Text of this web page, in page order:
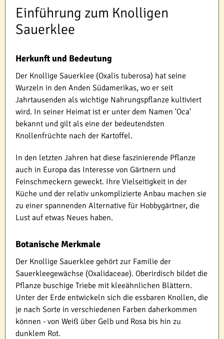
Einführung zum Knolligen
Sauerklee
Herkunft und Bedeutung
Der Knollige Sauerklee (Oxalis tuberosa) hat seine
Wurzeln in den Anden Südamerikas, wo er seit
Jahrtausenden als wichtige Nahrungspflanze kultiviert
wird. In seiner Heimat ist er unter dem Namen 'Oca'
bekannt und gilt als eine der bedeutendsten
Knollenfrüchte nach der Kartoffel.
In den letzten Jahren hat diese faszinierende Pflanze
auch in Europa das Interesse von Gärtnern und
Feinschmeckern geweckt. Ihre Vielseitigkeit in der
Küche und der relativ unkomplizierte Anbau machen sie
zu einer spannenden Alternative für Hobbygärtner, die
Lust auf etwas Neues haben.
Botanische Merkmale
Der Knollige Sauerklee gehört zur Familie der
Sauerkleegewächse (Oxalidaceae). Oberirdisch bildet die
Pflanze buschige Triebe mit kleeähnlichen Blättern.
Unter der Erde entwickeln sich die essbaren Knollen, die
je nach Sorte in verschiedenen Farben daherkommen
können - von Weiß über Gelb und Rosa bis hin zu
dunklem Rot.